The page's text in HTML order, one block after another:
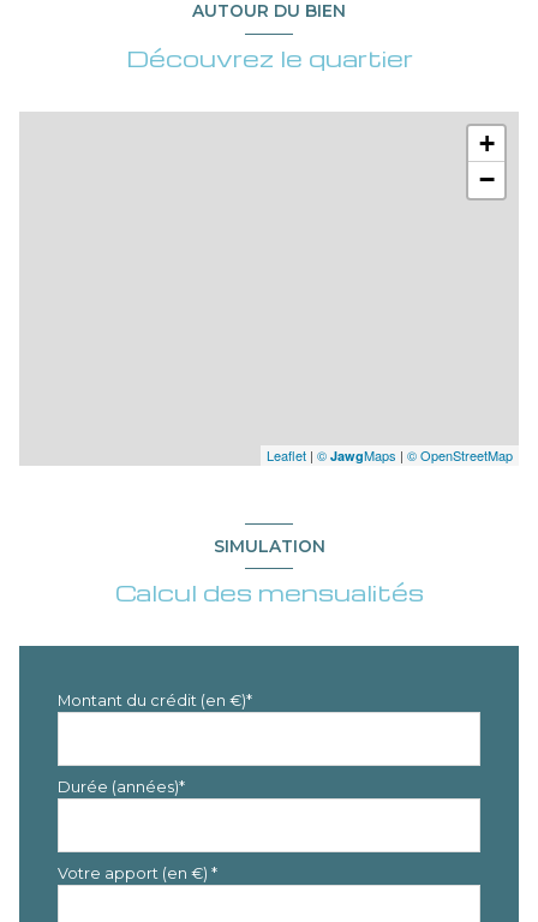
AUTOUR DU BIEN
Découvrez le quartier
+
−
Leaflet | © JawgMaps | © OpenStreetMap
SIMULATION
Calcul des mensualités
Montant du crédit (en €)*
Durée (années)*
Votre apport (en €) *